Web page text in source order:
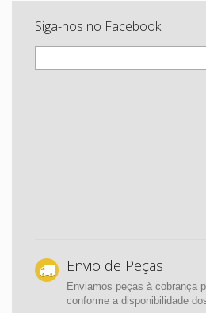
Siga-nos no Facebook
Envio de Peças
Enviamos peças à cobrança
conforme a disponibilidade